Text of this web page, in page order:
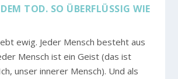
TOD. SO ÜBERFLÜSSIG WIE
ewig. Jeder Mensch besteht aus
Mensch ist ein Geist (das ist
unser innerer Mensch). Und als